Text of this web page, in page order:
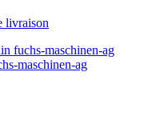
livraison